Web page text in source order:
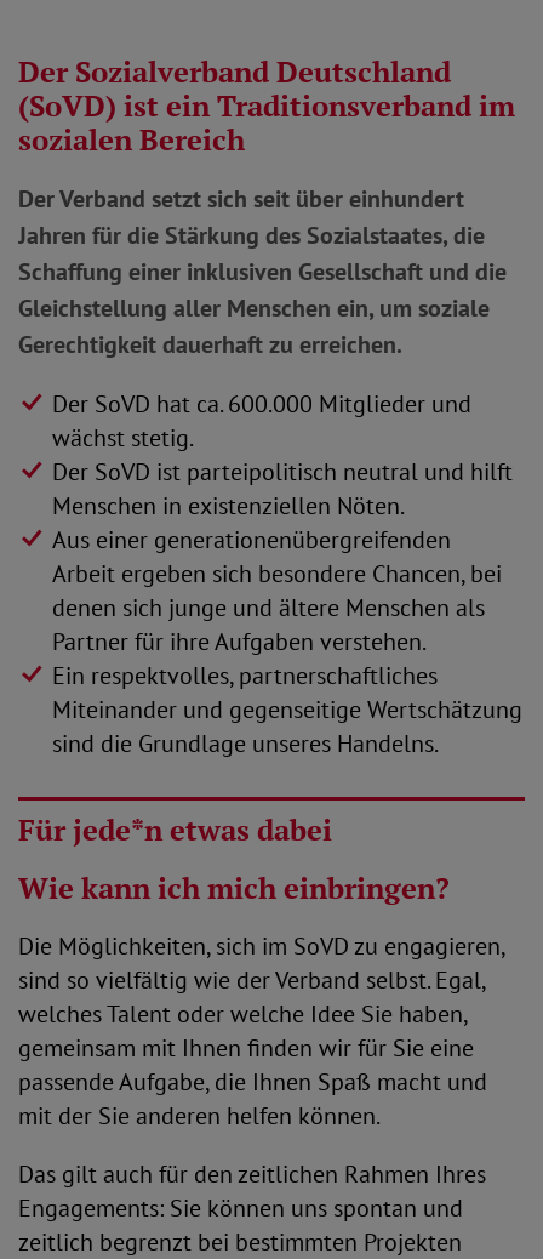
Der Sozialverband Deutschland
(SoVD) ist ein Traditionsverband im
sozialen Bereich
Der Verband setzt sich seit über einhundert
Jahren für die Stärkung des Sozialstaates, die
Schaffung einer inklusiven Gesellschaft und die
Gleichstellung aller Menschen ein, um soziale
Gerechtigkeit dauerhaft zu erreichen.
Der SoVD hat ca. 600.000 Mitglieder und
wächst stetig.
Der SoVD ist parteipolitisch neutral und hilft
Menschen in existenziellen Nöten.
Aus einer generationenübergreifenden
Arbeit ergeben sich besondere Chancen, bei
denen sich junge und ältere Menschen als
Partner für ihre Aufgaben verstehen.
Ein respektvolles, partnerschaftliches
Miteinander und gegenseitige Wertschätzung
sind die Grundlage unseres Handelns.
Für jede*n etwas dabei
Wie kann ich mich einbringen?
Die Möglichkeiten, sich im SoVD zu engagieren,
sind so vielfältig wie der Verband selbst. Egal,
welches Talent oder welche Idee Sie haben,
gemeinsam mit Ihnen finden wir für Sie eine
passende Aufgabe, die Ihnen Spaß macht und
mit der Sie anderen helfen können.
Das gilt auch für den zeitlichen Rahmen Ihres
Engagements: Sie können uns spontan und
zeitlich begrenzt bei bestimmten Projekten